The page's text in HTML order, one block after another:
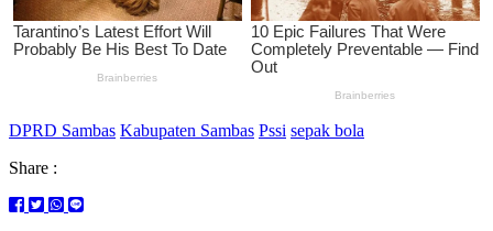
DPRD Sambas Kabupaten Sambas Pssi sepak bola
Share :